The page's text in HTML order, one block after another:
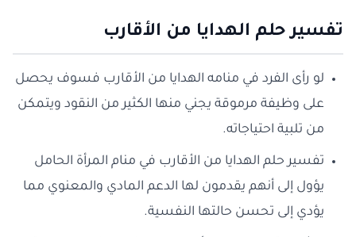
تفسير حلم الهدايا من الأقارب
لو رأى الفرد في منامه الهدايا من الأقارب فسوف يحصل
على وظيفة مرموقة يجني منها الكثير من النقود ويتمكن
من تلبية احتياجاته.
تفسير حلم الهدايا من الأقارب في منام المرأة الحامل
يؤول إلى أنهم يقدمون لها الدعم المادي والمعنوي مما
يؤدي إلى تحسن حالتها النفسية.